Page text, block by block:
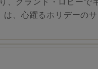
り、グランド・ロビー
は、心躍るホリデーの